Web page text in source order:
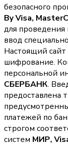
безопасного
By Visa,
для
ввод
Настоящий
шифрование.
персональной
СБЕРБАНК.
предоставлена
платежей по
строгом
систем МИР,